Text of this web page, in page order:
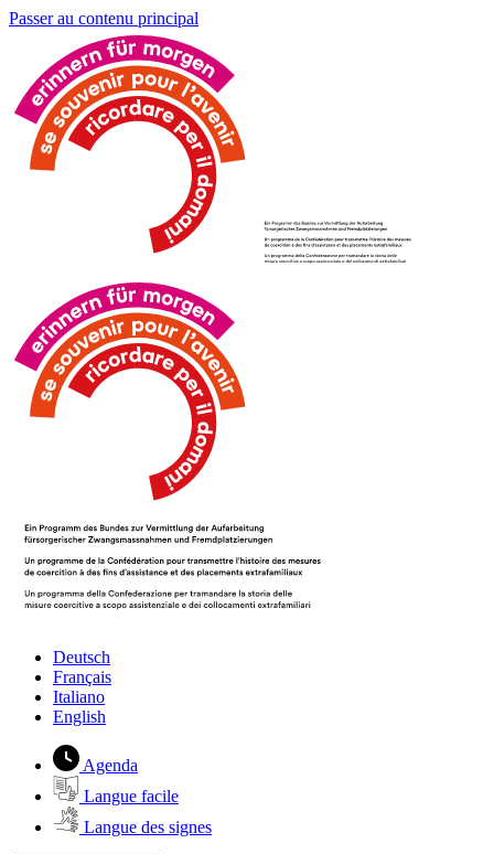
Passer au contenu principal
Deutsch
Français
Italiano
English
Agenda
Langue facile
Langue des signes